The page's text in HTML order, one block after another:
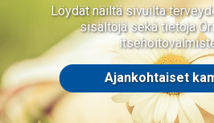
Löydät näiltä sivuilta
sisältöjä sekä tietoja
Ajankohtaiset